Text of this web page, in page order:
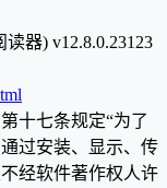
器) v12.8.0.23123
十七条规定“为了
过安装、显示、传
经软件著作权人许